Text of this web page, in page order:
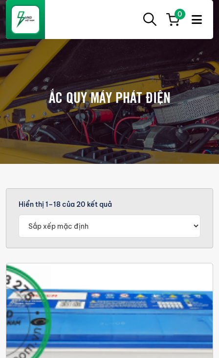
ẮC
QUY
CẦN
THƠ
Ắc
Quy
Cần
Thơ
chính
hãng
giá
tốt
0
ẮC QUY MÁY PHÁT ĐIỆN
Hiển thị 1–18 của 20 kết quả